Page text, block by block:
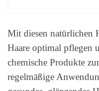
Mit diesen natürlichen
Haare optimal pflegen
chemische Produkte
regelmäßige